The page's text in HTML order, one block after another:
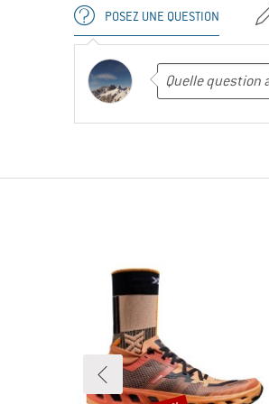
POSEZ UNE QUESTION